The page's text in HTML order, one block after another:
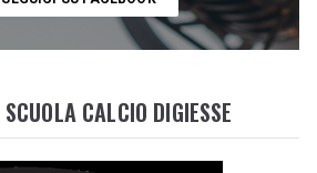
CALCIO DIGIESSE